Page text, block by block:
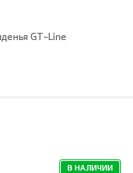
GT-Line
В НАЛИЧИИ